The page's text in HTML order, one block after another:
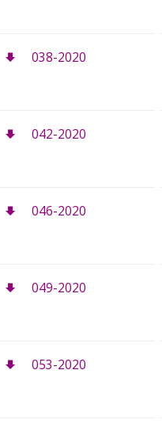
038-2020
042-2020
046-2020
049-2020
053-2020